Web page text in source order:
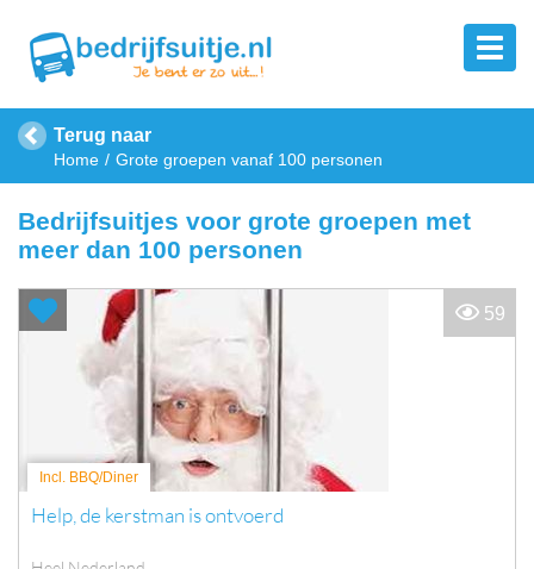
Terug naar
Home Grote groepen vanaf 100 personen
Bedrijfsuitjes voor grote groepen met
meer dan 100 personen
Incl. BBQ/Diner
Help, de kerstman is ontvoerd
59